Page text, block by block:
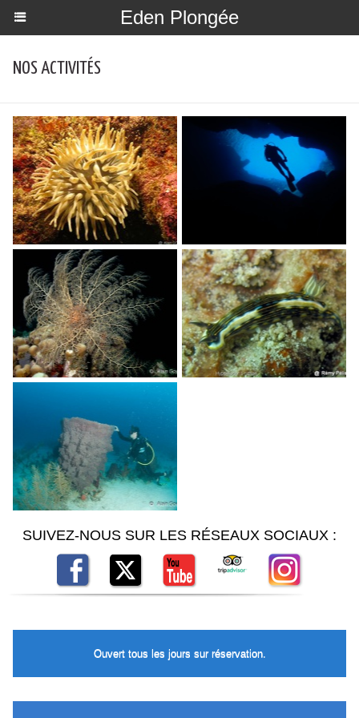
Eden Plongée
NOS ACTIVITÉS
SUIVEZ-NOUS SUR LES RÉSEAUX SOCIAUX :
Ouvert tous les jours sur réservation.